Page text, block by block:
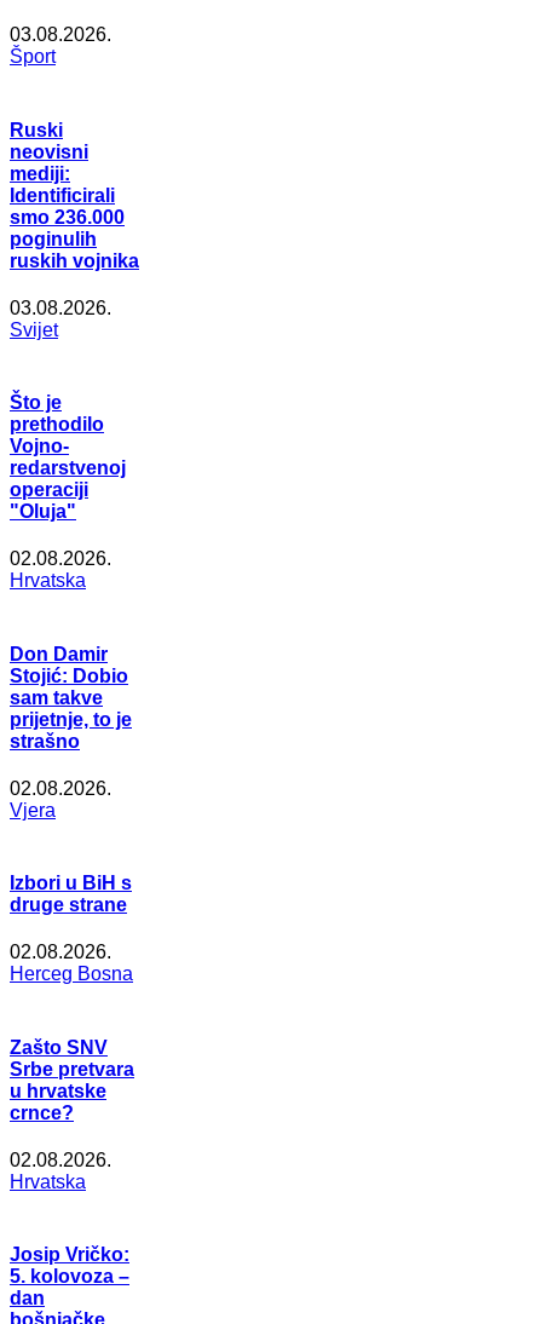
03.08.2026.
Šport
Ruski
neovisni
mediji:
Identificirali
smo 236.000
poginulih
ruskih vojnika
03.08.2026.
Svijet
Što je
prethodilo
Vojno-
redarstvenoj
operaciji
"Oluja"
02.08.2026.
Hrvatska
Don Damir
Stojić: Dobio
sam takve
prijetnje, to je
strašno
02.08.2026.
Vjera
Izbori u BiH s
druge strane
02.08.2026.
Herceg Bosna
Zašto SNV
Srbe pretvara
u hrvatske
crnce?
02.08.2026.
Hrvatska
Josip Vričko:
5. kolovoza –
dan